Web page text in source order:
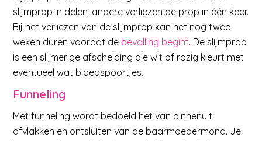
slijmprop in delen, andere verliezen de prop in één keer.
Bij het verliezen van de slijmprop kan het nog twee
weken duren voordat de bevalling begint. De slijmprop
is een slijmerige afscheiding die wit of rozig kleurt met
eventueel wat bloedspoortjes.
Funneling
Met funneling wordt bedoeld het van binnenuit
afvlakken en ontsluiten van de baarmoedermond. Je